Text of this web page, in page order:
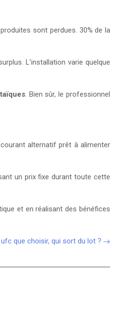
sont perdues. 30% de la
L’installation varie quelque
. Bien sûr, le professionnel
alternatif prêt à alimenter
un prix fixe durant toute cette
et en réalisant des bénéfices
que choisir, qui sort du lot ?